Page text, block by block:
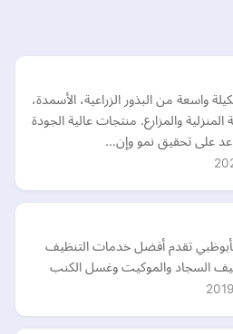
واسعة من البذور الزراعية، الأسمدة،
والمزارع. منتجات عالية الجودة
على تحقيق نمو وإن…
تقدم أفضل خدمات التنظيف
السجاد والموكيت وغسل الكنب